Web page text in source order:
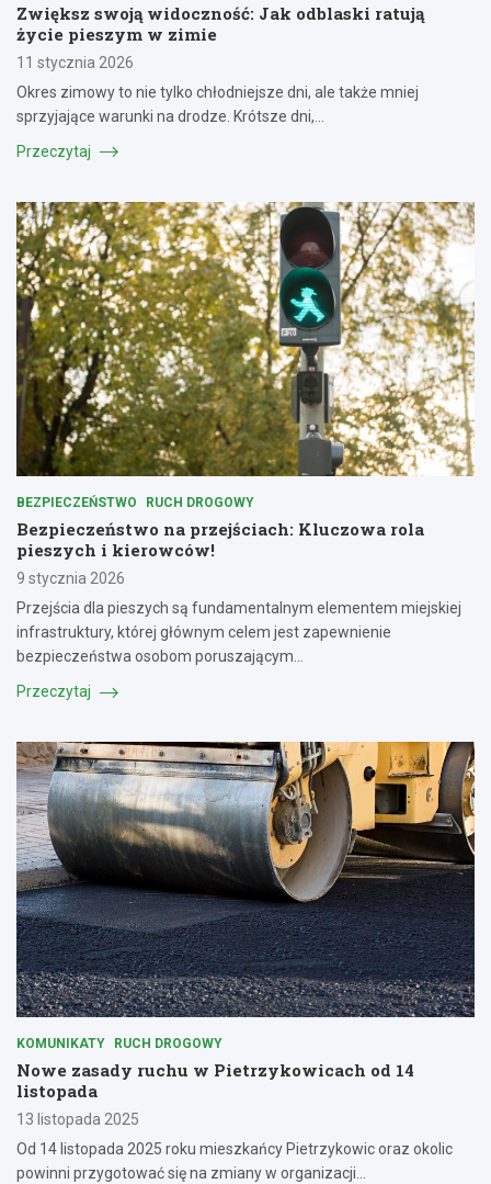
Zwiększ swoją widoczność: Jak odblaski ratują
życie pieszym w zimie
11 stycznia 2026
Okres zimowy to nie tylko chłodniejsze dni, ale także mniej
sprzyjające warunki na drodze. Krótsze dni,…
Przeczytaj
BEZPIECZEŃSTWO RUCH DROGOWY
Bezpieczeństwo na przejściach: Kluczowa rola
pieszych i kierowców!
9 stycznia 2026
Przejścia dla pieszych są fundamentalnym elementem miejskiej
infrastruktury, której głównym celem jest zapewnienie
bezpieczeństwa osobom poruszającym…
Przeczytaj
KOMUNIKATY RUCH DROGOWY
Nowe zasady ruchu w Pietrzykowicach od 14
listopada
13 listopada 2025
Od 14 listopada 2025 roku mieszkańcy Pietrzykowic oraz okolic
powinni przygotować się na zmiany w organizacji…